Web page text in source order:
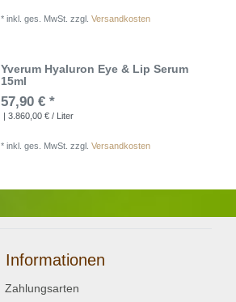
*inkl. ges. MwSt. zzgl.Versandkosten
Yverum Hyaluron Eye & Lip Serum
15ml
57,90 € *
| 3.860,00 € / Liter
*inkl. ges. MwSt. zzgl.Versandkosten
Informationen
Zahlungsarten